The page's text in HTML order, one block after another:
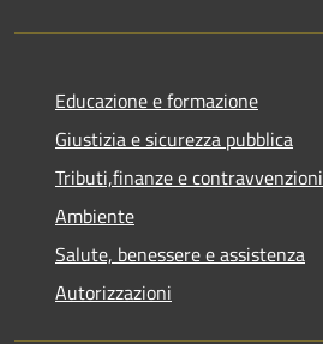
Educazione e formazione
Giustizia e sicurezza pubblica
Tributi,finanze e contravvenzioni
Ambiente
Salute, benessere e assistenza
Autorizzazioni